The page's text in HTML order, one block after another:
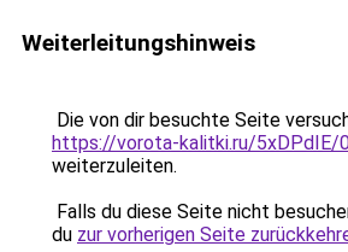
Weiterleitungshinweis
Die von dir besuchte Seite
https://vorota-kalitki.ru/5xDPdIE/
weiterzuleiten.
Falls du diese Seite nicht
du zur vorherigen Seite